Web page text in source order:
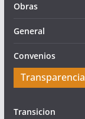
Obras
General
Convenios
Transparencia
Transicion